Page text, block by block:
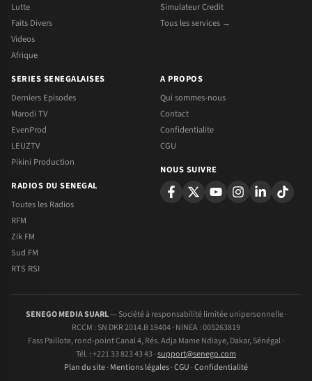
Lutte
Faits Divers
Videos
Afrique
Simulateur Credit
Tous les services →
SERIES SENEGALAISES
Derniers Episodes
Marodi TV
EvenProd
LEUZTV
Pikini Production
RADIOS DU SENEGAL
Toutes les Radios
RFM
Zik FM
Sud FM
RTS RSI
A PROPOS
Qui sommes-nous
Contact
Confidentialite
CGU
NOUS SUIVRE
SENEGO MEDIA SUARL— Société à responsabilité limitée unipersonnelle ·
RCCM : SN DKR 2014.B 19404 · NINEA : 005263819
Fass Paillote, rond-point Canal 4, Rés. Adja Mame Ndiaye, Dakar, Sénégal ·
Tél. : +221 33 823 43 43 ·support@senego.com
Plan du site· Mentions légales·CGU ·Confidentialité